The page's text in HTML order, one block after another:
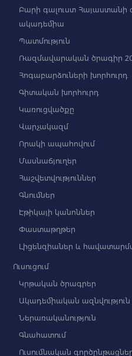
Բարի գալուստ
ակադեմիա
Պատմություն
Ռազմավարական ծրագիր
Հոգաբարձուների խորհուրդ
Գիտական խորհուրդ
Կառուցվածքը
Վարչակազմ
Որակի ապահովում
Մասնաճյուղեր
Հաշվետվություններ
Գնումներ
Էթիկայի կանոններ
Փաստաթղթեր
Լիցենզիաներ և
Ուսուցում
Կրթական ծրագրեր
Ակադեմիական ազնվություն
Ներառականություն
Գնահատում
Ուսումնական